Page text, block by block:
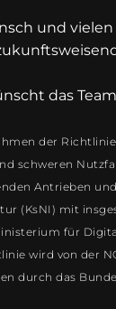
und vielen
das Team
der
schweren
Antrieben
(KsNI) mit
für
wird von der
durch das